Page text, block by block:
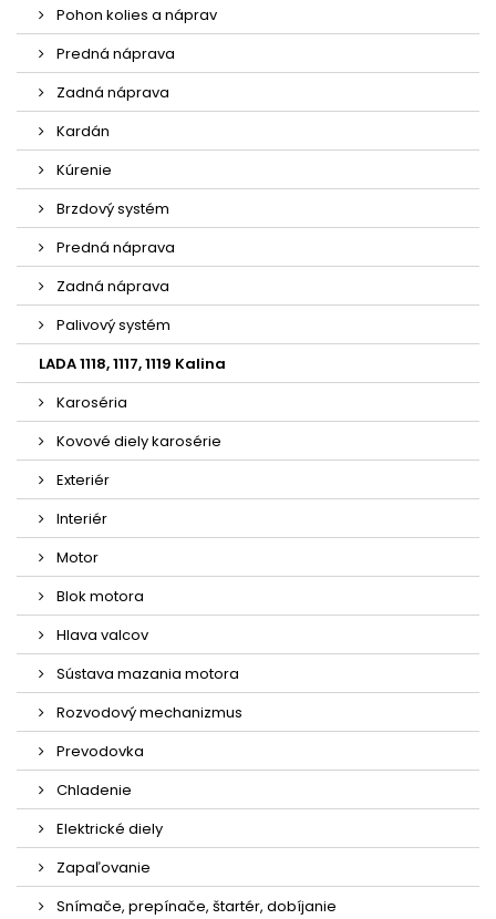
Pohon kolies a náprav
Predná náprava
Zadná náprava
Kardán
Kúrenie
Brzdový systém
Predná náprava
Zadná náprava
Palivový systém
LADA 1118, 1117, 1119 Kalina
Karoséria
Kovové diely karosérie
Exteriér
Interiér
Motor
Blok motora
Hlava valcov
Sústava mazania motora
Rozvodový mechanizmus
Prevodovka
Chladenie
Elektrické diely
Zapaľovanie
Snímače, prepínače, štartér, dobíjanie